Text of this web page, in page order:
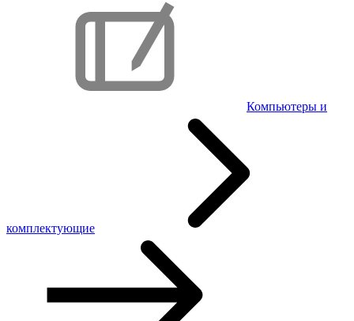
Компьютеры и
комплектующие